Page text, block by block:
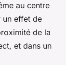
au centre
un effet de
de la
et dans un